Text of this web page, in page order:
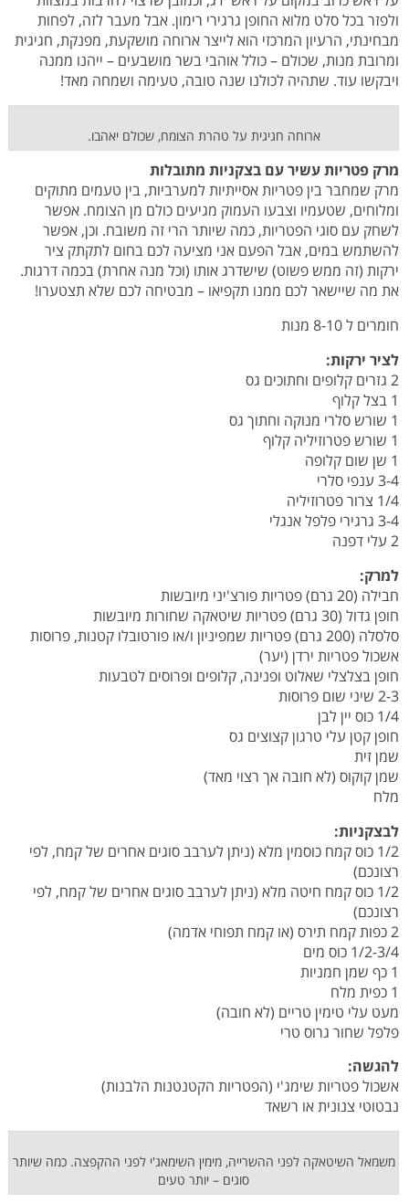
ולפזר בכל סלט מלוא החופן גרגירי רימון. אבל מעבר לזה, לפחות
מבחינתי, הרעיון המרכזי הוא לייצר ארוחה מושקעת, מפנקת, חגיגית
ומרובת מנות, שכולם – כולל אוהבי בשר מושבעים – ייהנו ממנה
ויבקשו עוד. שתהיה לכולנו שנה טובה, טעימה ושמחה מאד!
ארוחה חגיגית על טהרת הצומח, שכולם יאהבו.
מרק פטריות עשיר עם בצקניות מתובלות
מרק שמחבר בין פטריות אסייתיות למערביות, בין טעמים מתוקים
ומלוחים, שטעמיו וצבעו העמוק מגיעים כולם מן הצומח. אפשר
לשחק עם סוגי הפטריות, כמה שיותר הרי זה משובח. וכן, אפשר
להשתמש במים, אבל הפעם אני מציעה לכם בחום לתקתק ציר
ירקות (זה ממש פשוט) שישדרג אותו (וכל מנה אחרת) בכמה דרגות.
את מה שיישאר לכם ממנו תקפיאו – מבטיחה לכם שלא תצטערו!
חומרים ל 8-10 מנות
לציר ירקות:
2 גזרים קלופים וחתוכים גס
1 בצל קלוף
1 שורש סלרי מנוקה וחתוך גס
1 שורש פטרוזיליה קלוף
1 שן שום קלופה
3-4 ענפי סלרי
1/4 צרור פטרוזיליה
3-4 גרגירי פלפל אנגלי
2 עלי דפנה
למרק:
חבילה (20 גרם) פטריות פורצ'יני מיובשות
חופן גדול (30 גרם) פטריות שיטאקה שחורות מיובשות
סלסלה (200 גרם) פטריות שמפיניון ו/או פורטובלו קטנות, פרוסות
אשכול פטריות ירדן (יער)
חופן בצלצלי שאלוט ופנינה, קלופים ופרוסים לטבעות
2-3 שיני שום פרוסות
1/4 כוס יין לבן
חופן קטן עלי טרגון קצוצים גס
שמן זית
שמן קוקוס (לא חובה אך רצוי מאד)
מלח
לבצקניות:
1/2 כוס קמח כוסמין מלא (ניתן לערבב סוגים אחרים של קמח, לפי
רצונכם)
1/2 כוס קמח חיטה מלא (ניתן לערבב סוגים אחרים של קמח, לפי
רצונכם)
2 כפות קמח תירס (או קמח תפוחי אדמה)
1/2-3/4 כוס מים
1 כף שמן חמניות
1 כפית מלח
מעט עלי טימין טריים (לא חובה)
פלפל שחור גרוס טרי
להגשה:
אשכול פטריות שימג'י (הפטריות הקטנטנות הלבנות)
נבטוטי צנונית או רשאד
משמאל השיטאקה לפני ההשרייה, מימין השימאג'י לפני ההקפצה. כמה שיותר
סוגים – יותר טעים